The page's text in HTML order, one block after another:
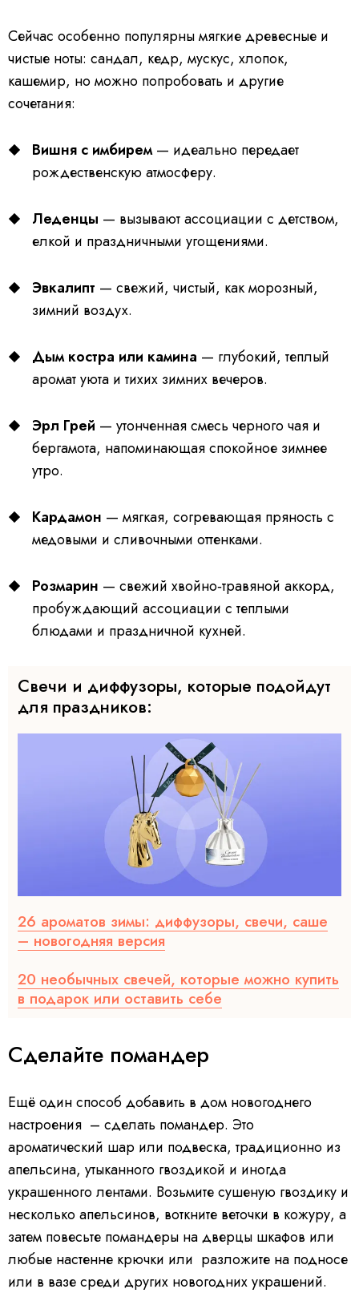
Сейчас особенно популярны мягкие древесные и
чистые ноты: сандал, кедр, мускус, хлопок,
кашемир, но можно попробовать и другие
сочетания:
Вишня с имбирем— идеально передает
рождественскую атмосферу.
Леденцы — вызывают ассоциации с детством,
елкой и праздничными угощениями.
Эвкалипт — свежий, чистый, как морозный,
зимний воздух.
Дым костра или камина — глубокий, теплый
аромат уюта и тихих зимних вечеров.
Эрл Грей — утонченная смесь черного чая и
бергамота, напоминающая спокойное зимнее
утро.
Кардамон — мягкая, согревающая пряность с
медовыми и сливочными оттенками.
Розмарин — свежий хвойно‑травяной аккорд,
пробуждающий ассоциации с теплыми
блюдами и праздничной кухней.
Свечи и диффузоры, которые подойдут
для праздников:
26 ароматов зимы: диффузоры, свечи, саше
– новогодняя версия
20 необычных свечей, которые можно купить
в подарок или оставить себе
Сделайте помандер
Ещё один способ добавить в дом новогоднего
настроения – сделать помандер. Это
ароматический шар или подвеска, традиционно из
апельсина, утыканного гвоздикой и иногда
украшенного лентами. Возьмите сушеную гвоздику и
несколько апельсинов, воткните веточки в кожуру, а
затем повесьте помандеры на дверцы шкафов или
любые настенне крючки или разложите на подносе
или в вазе среди других новогодних украшений.